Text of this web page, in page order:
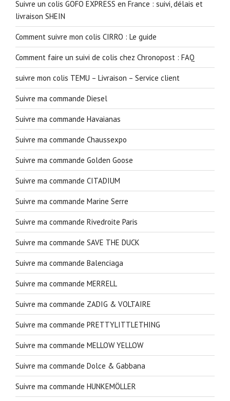
Suivre un colis GOFO EXPRESS en France : suivi, délais et
livraison SHEIN
Comment suivre mon colis CIRRO : Le guide
Comment faire un suivi de colis chez Chronopost : FAQ
suivre mon colis TEMU – Livraison – Service client
Suivre ma commande Diesel
Suivre ma commande Havaianas
Suivre ma commande Chaussexpo
Suivre ma commande Golden Goose
Suivre ma commande CITADIUM
Suivre ma commande Marine Serre
Suivre ma commande Rivedroite Paris
Suivre ma commande SAVE THE DUCK
Suivre ma commande Balenciaga
Suivre ma commande MERRELL
Suivre ma commande ZADIG & VOLTAIRE
Suivre ma commande PRETTYLITTLETHING
Suivre ma commande MELLOW YELLOW
Suivre ma commande Dolce & Gabbana
Suivre ma commande HUNKEMÖLLER